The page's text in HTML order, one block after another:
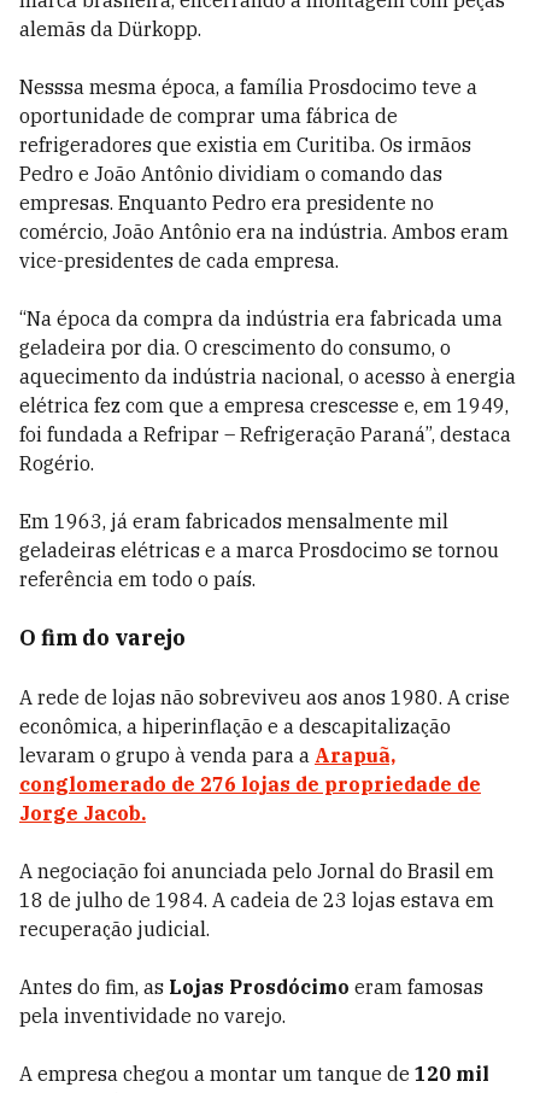
alemãs da Dürkopp.
Nesssa mesma época, a família Prosdocimo teve a
oportunidade de comprar uma fábrica de
refrigeradores que existia em Curitiba. Os irmãos
Pedro e João Antônio dividiam o comando das
empresas. Enquanto Pedro era presidente no
comércio, João Antônio era na indústria. Ambos eram
vice-presidentes de cada empresa.
“Na época da compra da indústria era fabricada uma
geladeira por dia. O crescimento do consumo, o
aquecimento da indústria nacional, o acesso à energia
elétrica fez com que a empresa crescesse e, em 1949,
foi fundada a Refripar – Refrigeração Paraná”, destaca
Rogério.
Em 1963, já eram fabricados mensalmente mil
geladeiras elétricas e a marca Prosdocimo se tornou
referência em todo o país.
O fim do varejo
A rede de lojas não sobreviveu aos anos 1980. A crise
econômica, a hiperinflação e a descapitalização
levaram o grupo à venda para a Arapuã,
conglomerado de 276 lojas de propriedade de
Jorge Jacob.
A negociação foi anunciada pelo Jornal do Brasil em
18 de julho de 1984. A cadeia de 23 lojas estava em
recuperação judicial.
Antes do fim, as Lojas Prosdócimo eram famosas
pela inventividade no varejo.
A empresa chegou a montar um tanque de 120 mil